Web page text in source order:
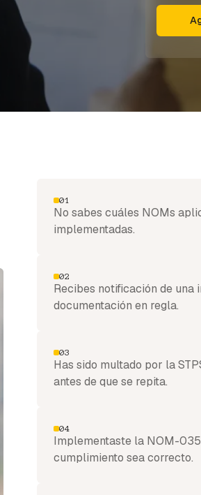
01
No sabes cuáles NOMs
implementadas.
02
Recibes notificación de una
documentación en regla.
03
Has sido multado por la
antes de que se repita.
04
Implementaste la NOM-
cumplimiento sea correcto.